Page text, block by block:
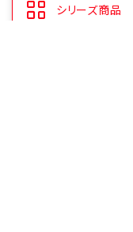
シリーズ商品